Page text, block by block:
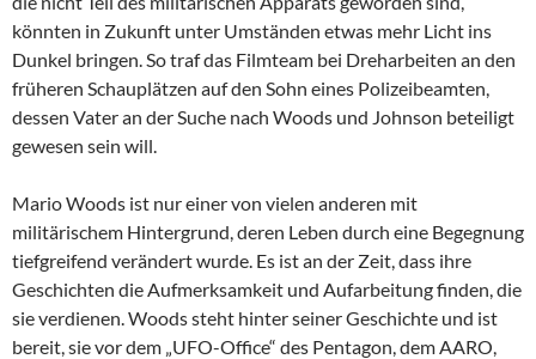
könnten in Zukunft unter Umständen etwas mehr Licht ins
Dunkel bringen. So traf das Filmteam bei Dreharbeiten an den
früheren Schauplätzen auf den Sohn eines Polizeibeamten,
dessen Vater an der Suche nach Woods und Johnson beteiligt
gewesen sein will.
Mario Woods ist nur einer von vielen anderen mit
militärischem Hintergrund, deren Leben durch eine Begegnung
tiefgreifend verändert wurde. Es ist an der Zeit, dass ihre
Geschichten die Aufmerksamkeit und Aufarbeitung finden, die
sie verdienen. Woods steht hinter seiner Geschichte und ist
bereit, sie vor dem „UFO-Office“ des Pentagon, dem AARO,